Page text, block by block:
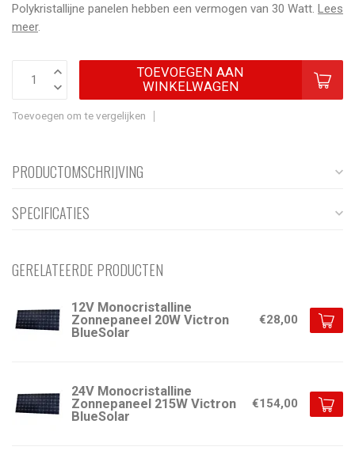
Polykristallijne panelen hebben een vermogen van 30 Watt. Lees
meer.
TOEVOEGEN AAN
WINKELWAGEN
Toevoegen om te vergelijken
PRODUCTOMSCHRIJVING
SPECIFICATIES
GERELATEERDE PRODUCTEN
12V Monocristalline
Zonnepaneel 20W Victron
BlueSolar
€28,00
24V Monocristalline
Zonnepaneel 215W Victron
BlueSolar
€154,00